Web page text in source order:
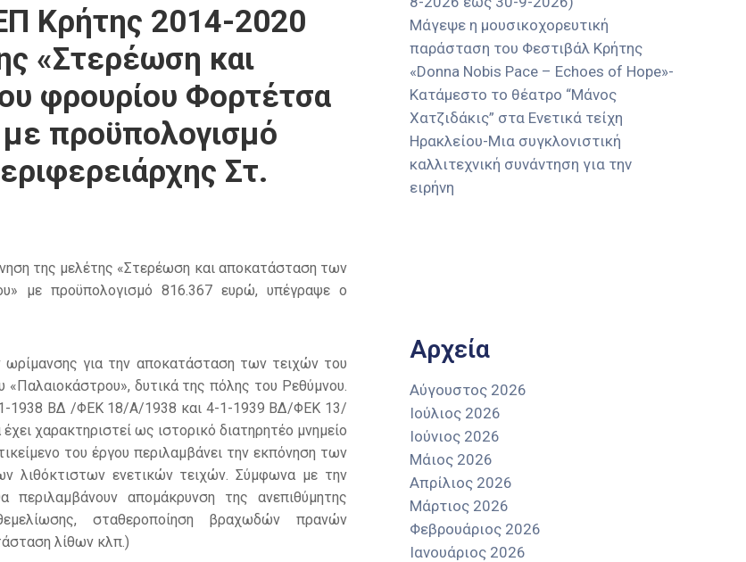
Κρήτης 2014-2020
«Στερέωση και
φρουρίου Φορτέτσα
προϋπολογισμό
Στ.
της μελέτης «Στερέωση και αποκατάσταση των
με προϋπολογισμό 816.367 ευρώ, υπέγραψε ο
για την αποκατάσταση των τειχών του
δυτικά της πόλης του Ρεθύμνου.
1-1938 ΒΔ /ΦΕΚ 18/Α/1938 και 4-1-1939 ΒΔ/ΦΕΚ 13/
χαρακτηριστεί ως ιστορικό διατηρητέο μνημείο
του έργου περιλαμβάνει την εκπόνηση των
λιθόκτιστων ενετικών τειχών. Σύμφωνα με την
απομάκρυνση της ανεπιθύμητης
σταθεροποίηση βραχωδών πρανών
λίθων κλπ.)
Μάγεψε η μουσικοχορευτική
παράσταση του Φεστιβάλ Κρήτης
«Donna Nobis Pace – Echoes of Hope»-
Κατάμεστο το θέατρο “Μάνος
Χατζιδάκις” στα Ενετικά τείχη
Ηρακλείου-Μια συγκλονιστική
καλλιτεχνική συνάντηση για την
ειρήνη
Αρχεία
Αύγουστος 2026
Ιούλιος 2026
Ιούνιος 2026
Μάιος 2026
Απρίλιος 2026
Μάρτιος 2026
Φεβρουάριος 2026
Ιανουάριος 2026